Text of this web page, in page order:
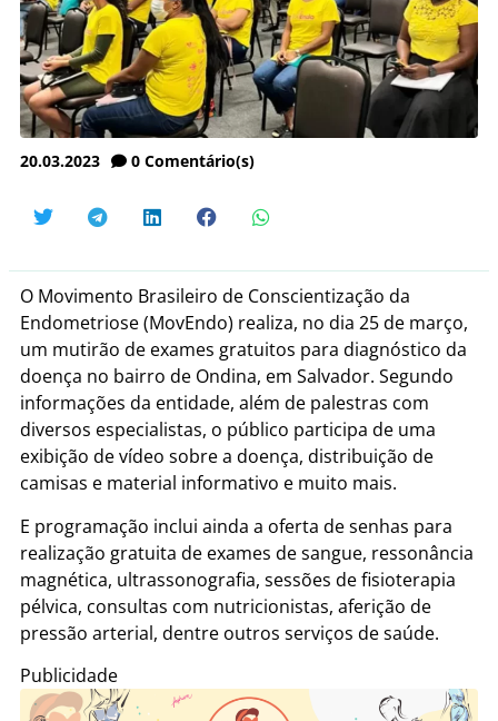
20.03.2023 0 Comentário(s)
O Movimento Brasileiro de Conscientização da
Endometriose (MovEndo) realiza, no dia 25 de março,
um mutirão de exames gratuitos para diagnóstico da
doença no bairro de Ondina, em Salvador. Segundo
informações da entidade, além de palestras com
diversos especialistas, o público participa de uma
exibição de vídeo sobre a doença, distribuição de
camisas e material informativo e muito mais.
E programação inclui ainda a oferta de senhas para
realização gratuita de exames de sangue, ressonância
magnética, ultrassonografia, sessões de fisioterapia
pélvica, consultas com nutricionistas, aferição de
pressão arterial, dentre outros serviços de saúde.
Publicidade